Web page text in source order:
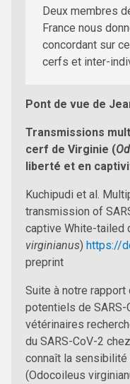
Deux membres
France nous
concordant sur
cerfs et inter-
Pont de vue de
Transmissions
cerf de Virginie (
liberté et en
Kuchipudi et al.
transmission of
captive White-tailed
virginianus) https://
preprint
Suite à notre
potentiels de
vétérinaires
du SARS-CoV-2
connaît la sensibilité
(Odocoileus